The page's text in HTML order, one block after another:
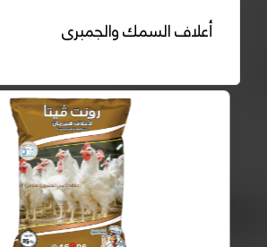
أعلاف السمك والجمبرى